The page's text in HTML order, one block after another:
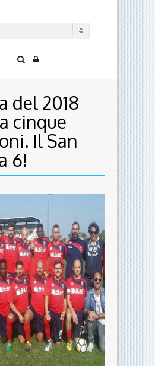
del 2018
cinque
Il San
6!